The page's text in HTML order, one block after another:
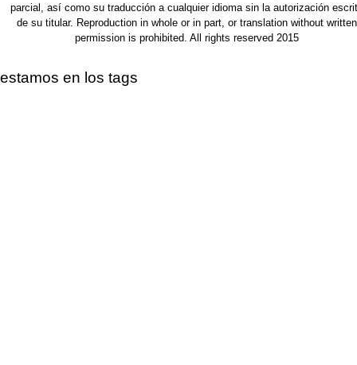
parcial, así como su traducción a cualquier idioma sin la autorización
de su titular. Reproduction in whole or in part, or translation without written
permission is prohibited. All rights reserved 2015
estamos en los tags